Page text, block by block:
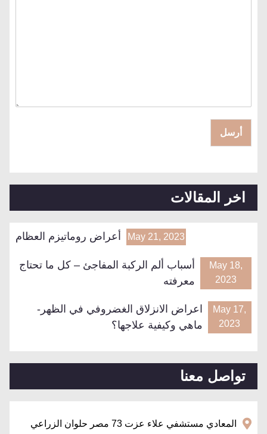
أرسل
اخر المقالات
أعراض روماتيزم العظام May 21, 2023
أسباب ألم الركبة المفاجئ – كل ما تحتاج
معرفته
May 18,
2023
اعراض الانزلاق الغضروفي في الظهر-
ماهي وكيفية علاجها؟
May 17,
2023
تواصل معنا
المعادي مستشفي علاء عزت 73 مصر حلوان الزراعي